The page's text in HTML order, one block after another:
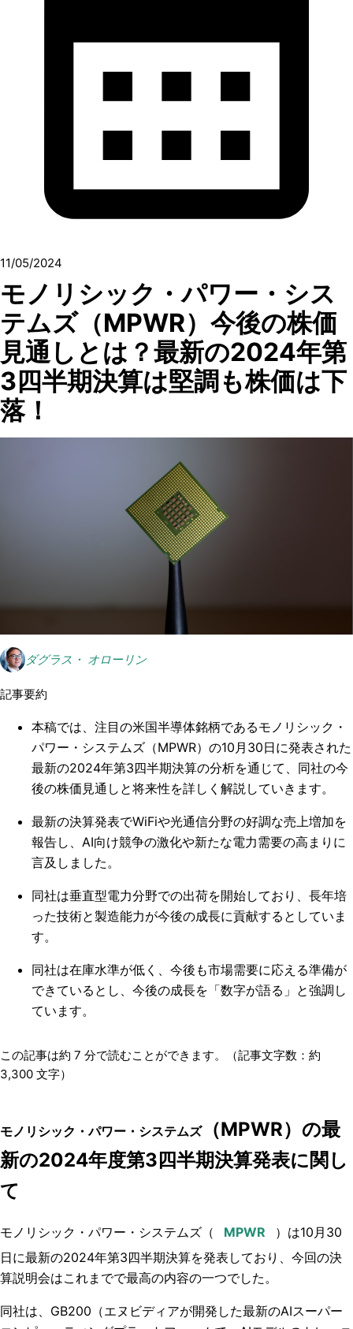
11/05/2024
モノリシック・パワー・シス
テムズ（MPWR）今後の株価
見通しとは？最新の2024年第
3四半期決算は堅調も株価は下
落！
ダグラス・ オローリン
記事要約
本稿では、注目の米国半導体銘柄であるモノリシック・
パワー・システムズ（MPWR）の10月30日に発表された
最新の2024年第3四半期決算の分析を通じて、同社の今
後の株価見通しと将来性を詳しく解説していきます。
最新の決算発表でWiFiや光通信分野の好調な売上増加を
報告し、AI向け競争の激化や新たな電力需要の高まりに
言及しました。
同社は垂直型電力分野での出荷を開始しており、長年培
った技術と製造能力が今後の成長に貢献するとしていま
す。
同社は在庫水準が低く、今後も市場需要に応える準備が
できているとし、今後の成長を「数字が語る」と強調し
ています。
この記事は約 7 分で読むことができます。（記事文字数：約
3,300 文字）
モノリシック・パワー・システムズ（MPWR）の最
新の2024年度第3四半期決算発表に関し
て
モノリシック・パワー・システムズ （ ） は10月30
日に最新の2024年第3四半期決算を発表しており、 今回の決
算説明会はこれまでで最高の内容の一つでした。
同社は、GB200（エヌビディアが開発した最新のAIスーパー